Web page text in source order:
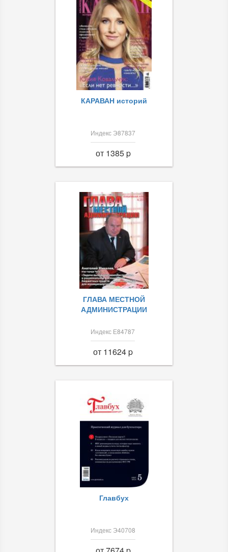
КАРАВАН историй
Индекс Э87837
от 1385 p
ГЛАВА МЕСТНОЙ
АДМИНИСТРАЦИИ
Индекс Е84787
от 11624 p
Главбух
Индекс Э40708